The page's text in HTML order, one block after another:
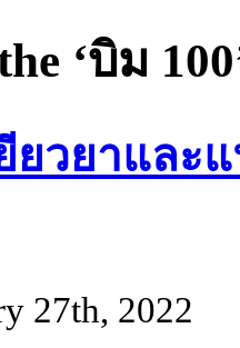
‘บิม
ยวยาและ
27th, 2022